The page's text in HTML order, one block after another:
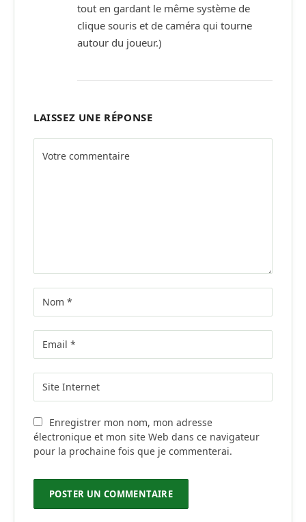
tout en gardant le même système de
clique souris et de caméra qui tourne
autour du joueur.)
LAISSEZ UNE RÉPONSE
Enregistrer mon nom, mon adresse
électronique et mon site Web dans ce navigateur
pour la prochaine fois que je commenterai.